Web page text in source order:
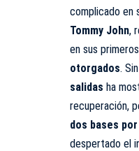
complicado en
Tommy John,
en sus primeros
otorgados.
salidas ha
recuperación,
dos bases
despertado el